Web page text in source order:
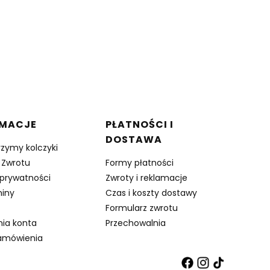
kolczyki
konta
PŁATNOŚCI I
DOSTAWA
Formy płatności
Zwroty i reklamacje
Czas i koszty dostawy
Formularz zwrotu
Przechowalnia